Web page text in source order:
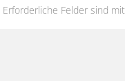
Erforderliche Felder sind mit